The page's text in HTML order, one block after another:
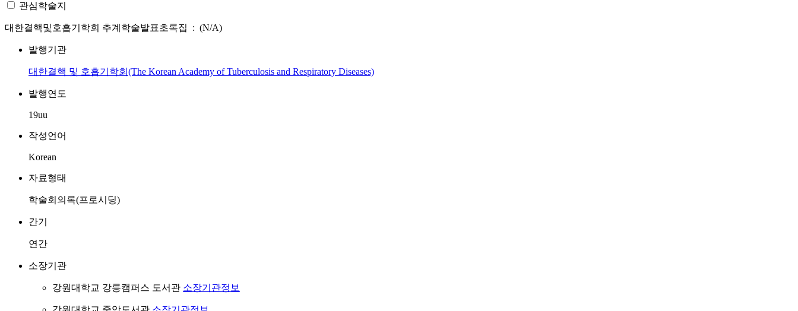
관심학술지
대한결핵및호흡기학회 추계학술발표초록집 : (N/A)
발행기관
대한결핵 및 호흡기학회(The Korean Academy of Tuberculosis and Respiratory Diseases)
발행연도
19uu
작성언어
Korean
자료형태
학술회의록(프로시딩)
간기
연간
소장기관
강원대학교 강릉캠퍼스 도서관 소장기관정보